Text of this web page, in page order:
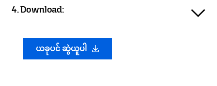
4. Download:
ယခုပင် ဆွဲယူပါ